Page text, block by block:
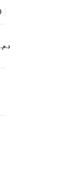
د.م.